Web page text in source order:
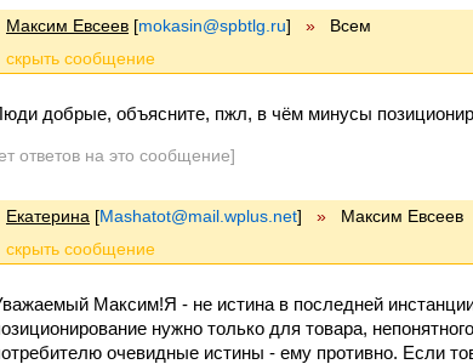
Максим Евсеев [mokasin@spbtlg.ru] » Всем
добрые, объясните, пжл, в чём минусы
ответов на это сообщение]
Екатерина [Mashatot@mail.wplus.net] » Максим Евсеев
Максим!Я - не истина в последней
нужно только для товара,
очевидные истины - ему противно. Если